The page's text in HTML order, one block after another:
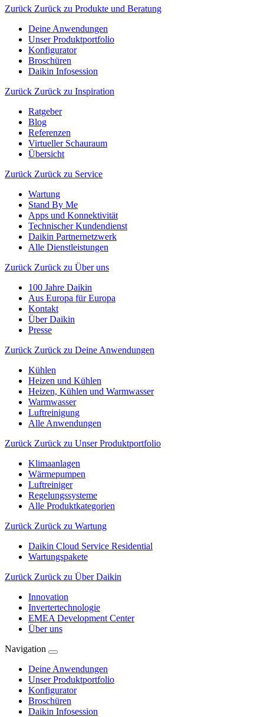
Zurück Zurück zu Produkte und Beratung
Deine Anwendungen
Unser Produktportfolio
Konfigurator
Broschüren
Daikin Infosession
Zurück Zurück zu Inspiration
Ratgeber
Blog
Referenzen
Virtueller Schauraum
Übersicht
Zurück Zurück zu Service
Wartung
Stand By Me
Apps und Konnektivität
Technischer Kundendienst
Daikin Partnernetzwerk
Alle Dienstleistungen
Zurück Zurück zu Über uns
100 Jahre Daikin
Aus Europa für Europa
Kontakt
Über Daikin
Presse
Zurück Zurück zu Deine Anwendungen
Kühlen
Heizen und Kühlen
Heizen, Kühlen und Warmwasser
Warmwasser
Luftreinigung
Alle Anwendungen
Zurück Zurück zu Unser Produktportfolio
Klimaanlagen
Wärmepumpen
Luftreiniger
Regelungssysteme
Alle Produktkategorien
Zurück Zurück zu Wartung
Daikin Cloud Service Residential
Wartungspakete
Zurück Zurück zu Über Daikin
Innovation
Invertertechnologie
EMEA Development Center
Über uns
Navigation
Deine Anwendungen
Unser Produktportfolio
Konfigurator
Broschüren
Daikin Infosession